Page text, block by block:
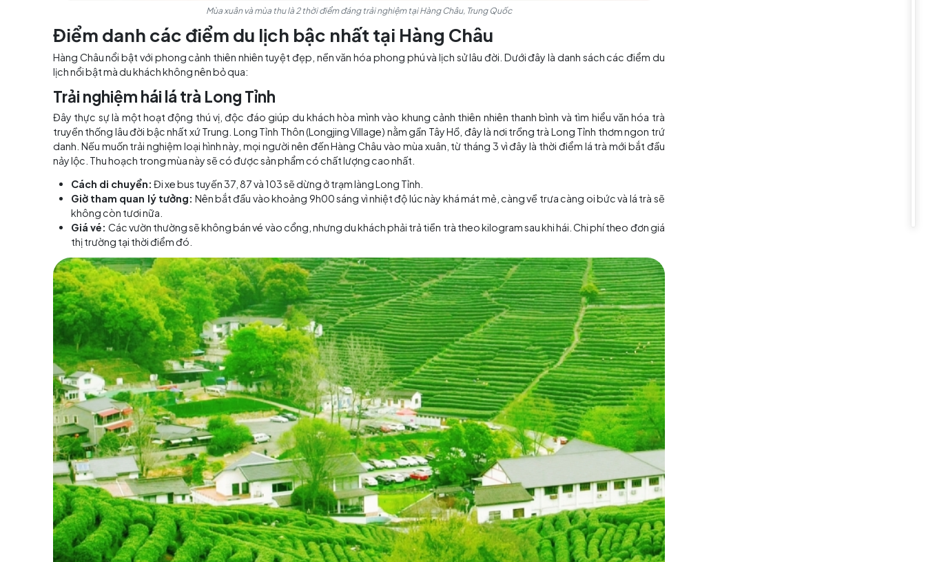
Mùa xuân và mùa thu là 2 thời điểm đáng trải nghiệm tại Hàng Châu, Trung Quốc
Điểm danh các điểm du lịch bậc nhất tại Hàng Châu
Hàng Châu nổi bật với phong cảnh thiên nhiên tuyệt đẹp, nền văn hóa phong phú và lịch sử lâu đời. Dưới đây là danh sách các điểm du
lịch nổi bật mà du khách không nên bỏ qua:
Trải nghiệm hái lá trà Long Tỉnh
Đây thực sự là một hoạt động thú vị, độc đáo giúp du khách hòa mình vào khung cảnh thiên nhiên thanh bình và tìm hiểu văn hóa trà
truyền thống lâu đời bậc nhất xứ Trung. Long Tỉnh Thôn (Longjing Village) nằm gần Tây Hồ, đây là nơi trồng trà Long Tỉnh thơm ngon trứ
danh. Nếu muốn trải nghiệm loại hình này, mọi người nên đến Hàng Châu vào mùa xuân, từ tháng 3 vì đây là thời điểm lá trà mới bắt đầu
nảy lộc. Thu hoạch trong mùa này sẽ có được sản phẩm có chất lượng cao nhất.
Cách di chuyển:Đi xe bus tuyến 37, 87 và 103 sẽ dừng ở trạm làng Long Tỉnh.